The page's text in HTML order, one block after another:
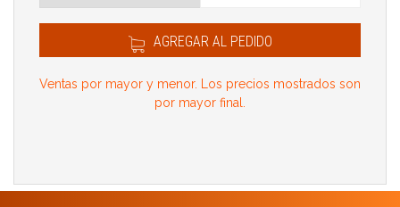
AGREGAR AL PEDIDO
Ventas por mayor y menor. Los precios mostrados son
por mayor final.